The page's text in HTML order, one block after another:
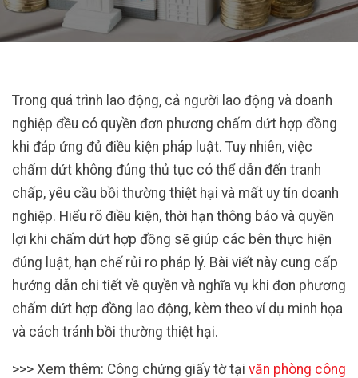
Trong quá trình lao động, cả người lao động và doanh
nghiệp đều có quyền đơn phương chấm dứt hợp đồng
khi đáp ứng đủ điều kiện pháp luật. Tuy nhiên, việc
chấm dứt không đúng thủ tục có thể dẫn đến tranh
chấp, yêu cầu bồi thường thiệt hại và mất uy tín doanh
nghiệp. Hiểu rõ điều kiện, thời hạn thông báo và quyền
lợi khi chấm dứt hợp đồng sẽ giúp các bên thực hiện
đúng luật, hạn chế rủi ro pháp lý. Bài viết này cung cấp
hướng dẫn chi tiết về quyền và nghĩa vụ khi đơn phương
chấm dứt hợp đồng lao động, kèm theo ví dụ minh họa
và cách tránh bồi thường thiệt hại.
>>> Xem thêm: Công chứng giấy tờ tại văn phòng công